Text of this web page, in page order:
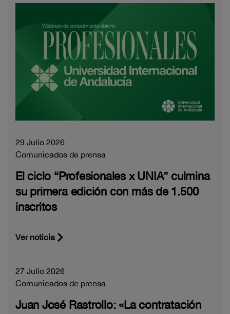
29 Julio 2026
Comunicados de prensa
El ciclo “Profesionales x UNIA” culmina
su primera edición con más de 1.500
inscritos
Ver noticia
27 Julio 2026
Comunicados de prensa
Juan José Rastrollo: «La contratación